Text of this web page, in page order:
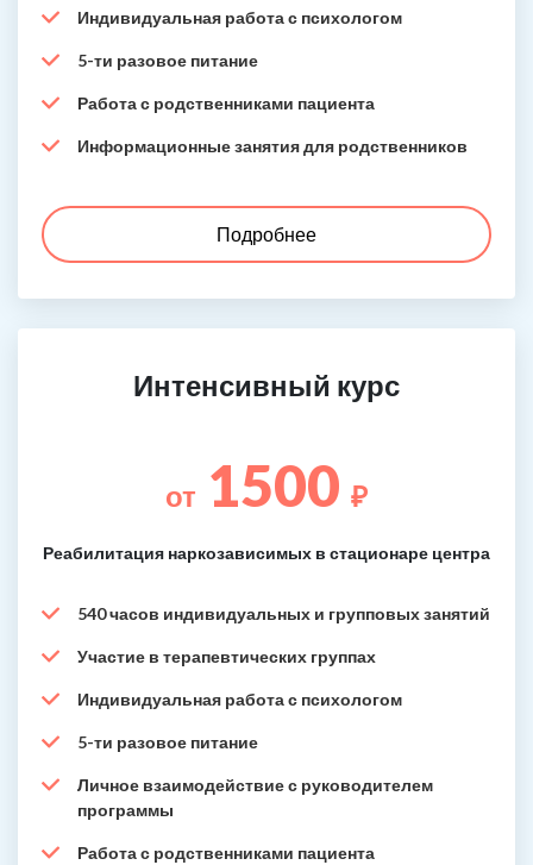
Индивидуальная работа с психологом
5-ти разовое питание
Работа с родственниками пациента
Информационные занятия для родственников
Подробнее
Интенсивный курс
от 1500 ₽
Реабилитация наркозависимых в стационаре центра
540 часов индивидуальных и групповых занятий
Участие в терапевтических группах
Индивидуальная работа с психологом
5-ти разовое питание
Личное взаимодействие с руководителем
программы
Работа с родственниками пациента